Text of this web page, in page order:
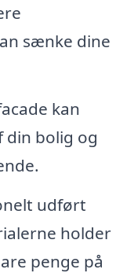
sænke dine
kan
din bolig og
udført
holder
penge på